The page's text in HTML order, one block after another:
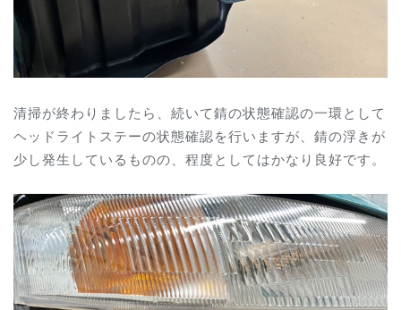
清掃が終わりましたら、続いて錆の状態確認の一環として
ヘッドライトステーの状態確認を行いますが、錆の浮きが
少し発生しているものの、程度としてはかなり良好です。